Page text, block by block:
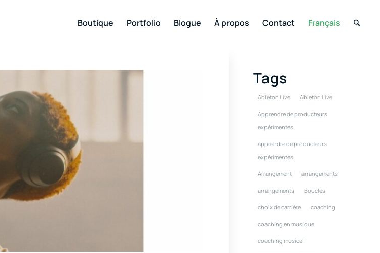
Boutique Portfolio Blogue À propos Contact Français
Tags
Ableton Live Ableton Live
Apprendre de producteurs
expérimentés
apprendre de producteurs
expérimentés
Arrangement arrangements
arrangements Boucles
choix de carrière coaching
coaching en musique
coaching musical